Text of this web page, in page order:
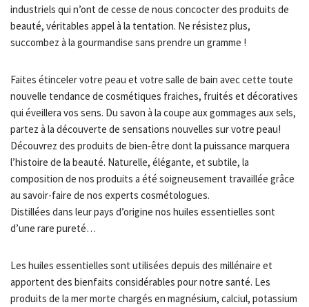
industriels qui n’ont de cesse de nous concocter des produits de
beauté, véritables appel à la tentation. Ne résistez plus,
succombez à la gourmandise sans prendre un gramme !
Faites étinceler votre peau et votre salle de bain avec cette toute
nouvelle tendance de cosmétiques fraiches, fruités et décoratives
qui éveillera vos sens. Du savon à la coupe aux gommages aux sels,
partez à la découverte de sensations nouvelles sur votre peau!
Découvrez des produits de bien-être dont la puissance marquera
l’histoire de la beauté. Naturelle, élégante, et subtile, la
composition de nos produits a été soigneusement travaillée grâce
au savoir-faire de nos experts cosmétologues.
Distillées dans leur pays d’origine nos huiles essentielles sont
d’une rare pureté…
Les huiles essentielles sont utilisées depuis des millénaire et
apportent des bienfaits considérables pour notre santé. Les
produits de la mer morte chargés en magnésium, calciul, potassium